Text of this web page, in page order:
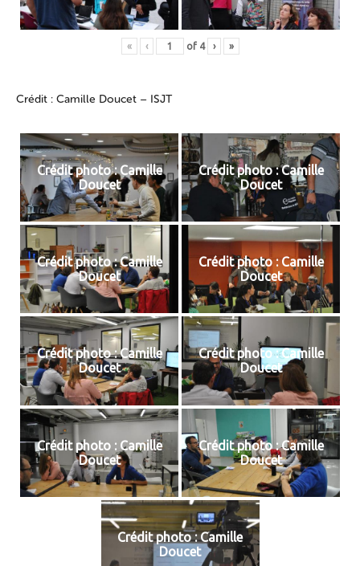
« ‹ of 4 › »
Crédit : Camille Doucet – ISJT
Crédit photo : Camille
Doucet
Crédit photo : Camille
Doucet
Crédit photo : Camille
Doucet
Crédit photo : Camille
Doucet
Crédit photo : Camille
Doucet
Crédit photo : Camille
Doucet
Crédit photo : Camille
Doucet
Crédit photo : Camille
Doucet
Crédit photo : Camille
Doucet